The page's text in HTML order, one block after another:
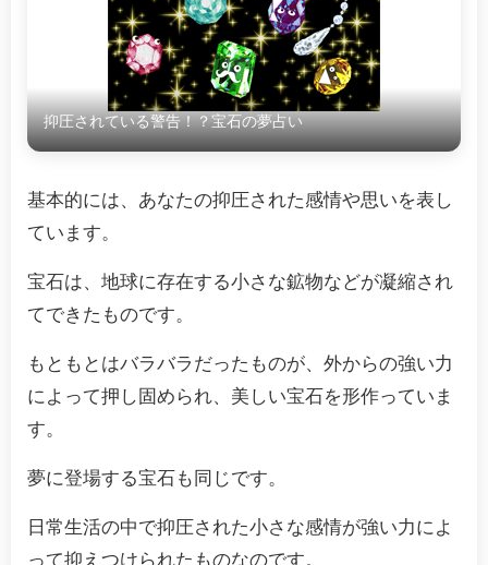
抑圧されている警告！？宝石の夢占い
基本的には、あなたの抑圧された感情や思いを表し
ています。
宝石は、地球に存在する小さな鉱物などが凝縮され
てできたものです。
もともとはバラバラだったものが、外からの強い力
によって押し固められ、美しい宝石を形作っていま
す。
夢に登場する宝石も同じです。
日常生活の中で抑圧された小さな感情が強い力によ
って抑えつけられたものなのです。